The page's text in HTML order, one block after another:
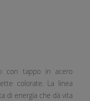
con tappo in acero
colorate. La linea
di energia che dà vita